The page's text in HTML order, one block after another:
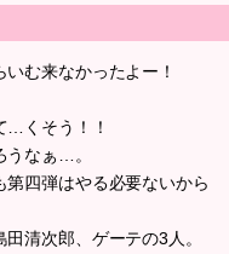
む来なかったよー！
…くそう！！
うなぁ…。
四弾はやる必要ないから
清次郎、ゲーテの3人。